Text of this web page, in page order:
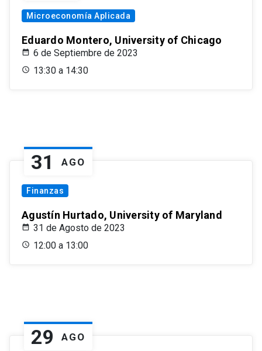
Microeconomía Aplicada
Eduardo Montero, University of Chicago
6 de Septiembre de 2023
13:30 a 14:30
31 AGO
Finanzas
Agustín Hurtado, University of Maryland
31 de Agosto de 2023
12:00 a 13:00
29 AGO